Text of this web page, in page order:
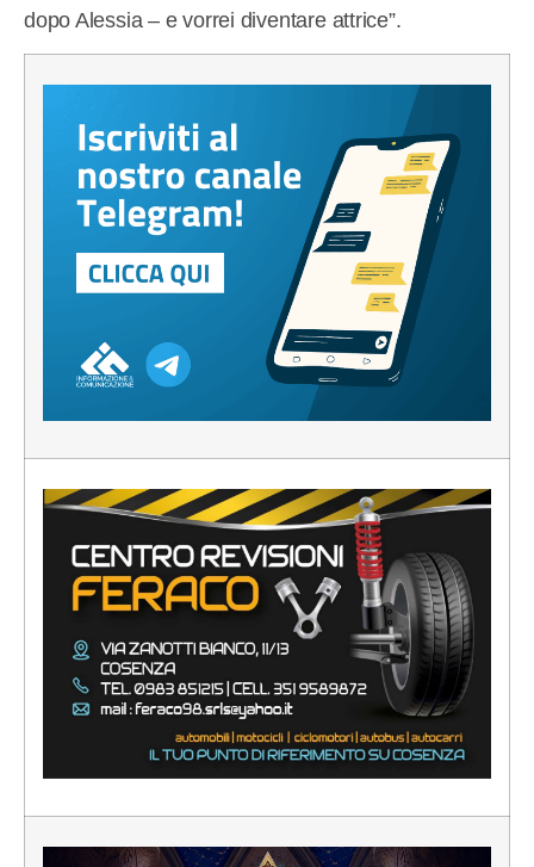
dopo Alessia – e vorrei diventare attrice”.